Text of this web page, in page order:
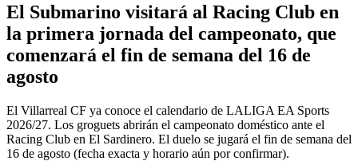
El Submarino visitará al Racing Club en
la primera jornada del campeonato, que
comenzará el fin de semana del 16 de
agosto
El Villarreal CF ya conoce el calendario de LALIGA EA Sports
2026/27. Los groguets abrirán el campeonato doméstico ante el
Racing Club en El Sardinero. El duelo se jugará el fin de semana del
16 de agosto (fecha exacta y horario aún por confirmar).